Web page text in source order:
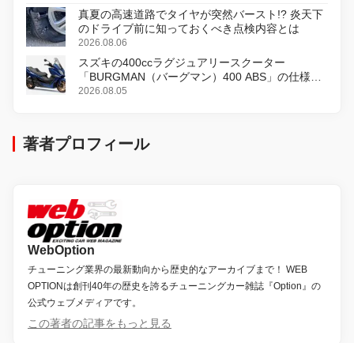
真夏の高速道路でタイヤが突然バースト!? 炎天下
のドライブ前に知っておくべき点検内容とは
2026.08.06
スズキの400ccラグジュアリースクーター
「BURGMAN（バーグマン）400 ABS」の仕様を
変更し、8月18日に発売
2026.08.05
著者プロフィール
WebOption
チューニング業界の最新動向から歴史的なアーカイブまで！ WEB
OPTIONは創刊40年の歴史を誇るチューニングカー雑誌『Option』の
公式ウェブメディアです。
この著者の記事をもっと見る